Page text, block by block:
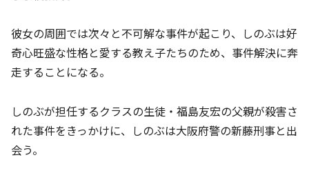
彼女の周囲では次々と不可解な事件が起こり、しのぶは好
奇心旺盛な性格と愛する教え子たちのため、事件解決に奔
走することになる。
しのぶが担任するクラスの生徒・福島友宏の父親が殺害さ
れた事件をきっかけに、しのぶは大阪府警の新藤刑事と出
会う。